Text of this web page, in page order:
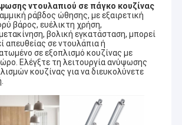
ντουλαπιού σε πάγκο κουζίνας
ράβδος ώθησης, με εξαιρετική
βάρος, ευέλικτη χρήση,
βολική εγκατάσταση, μπορεί
απευθείας σε ντουλάπια ή
σε εξοπλισμό κουζίνας με
Ελέγξτε τη λειτουργία ανύψωσης
κουζίνας για να διευκολύνετε